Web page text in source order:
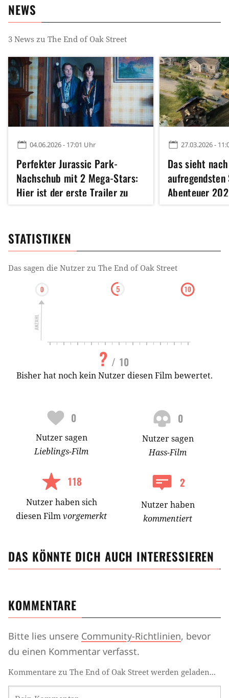
NEWS
3 News zu The End of Oak Street
04.06.2026 - 17:01 Uhr
Perfekter Jurassic Park-
Nachschub mit 2 Mega-Stars:
Hier ist der erste Trailer zu
The End of Oak Street
27.03.2026 -
Das sieht
Abenteuer
zum Film von
STATISTIKEN
Das sagen die Nutzer zu The End of Oak Street
? / 10
Bisher hat noch kein Nutzer diesen Film bewertet.
0
Nutzersagen
Lieblings-Film
0
Nutzersagen
Hass-Film
118
Nutzerhabensich
diesen Filmvorgemerkt
2
Nutzer haben
kommentiert
DAS KÖNNTE DICH AUCH INTERESSIEREN
KOMMENTARE
Bitte lies unsere Community-Richtlinien, bevor
du einen Kommentar verfasst.
Kommentare zu The End of Oak Street werden geladen...